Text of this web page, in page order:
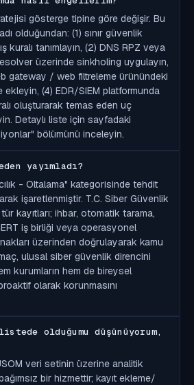
gösterge tipine göre değişir. Bu
olduğundan: (1) sınır güvenlik
kuralı tanımlayın, (2) DNS RPZ veya
üzerinde sinkholing uygulayın,
gateway / web filtreleme ürünündeki
ekleyin, (4) EDR/SIEM platformunda
oluşturarak temas eden uç
Detaylı liste için sayfadaki
bölümünü inceleyin.
yayımladı?
- Oltalama" kategorisinde tehdit
işaretlenmiştir. T.C. Siber Güvenlik
tür kayıtları; ihbar, otomatik tarama,
iş birliği veya operasyonel
üzerinden doğrulayarak kamu
ulusal siber güvenlik direncini
kurumların hem de bireysel
olarak korunmasını
olduğumu düşünüyorum,
veri setinin üzerine analitik
bir hizmettir; kayıt ekleme/